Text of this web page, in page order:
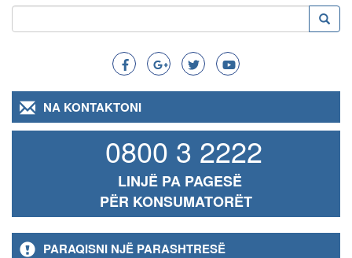
Search
Kërko Kërko
NA KONTAKTONI
0800 3 2222
LINJË PA PAGESË
PËR KONSUMATORËT
PARAQISNI NJË PARASHTRESË